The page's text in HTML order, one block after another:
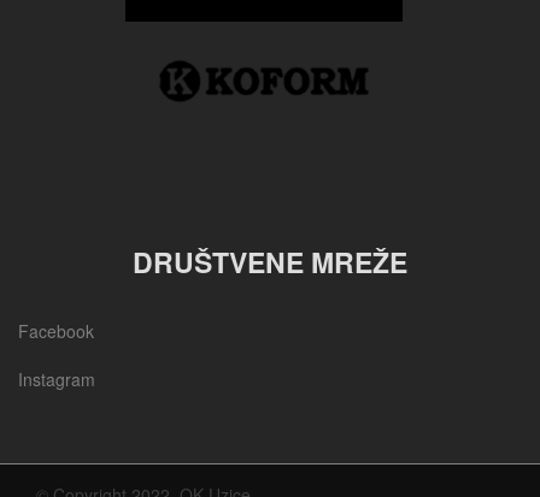
DRUŠTVENE MREŽE
Facebook
Instagram